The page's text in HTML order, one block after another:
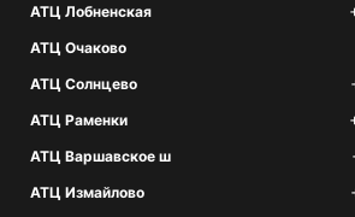
АТЦ Лобненская
АТЦ Очаково
АТЦ Солнцево
АТЦ Раменки
АТЦ Варшавское ш
АТЦ Измайлово